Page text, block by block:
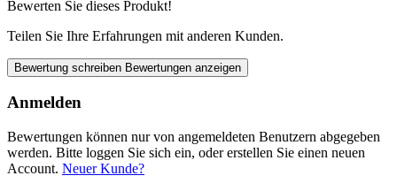
Bewerten Sie dieses Produkt!
Teilen Sie Ihre Erfahrungen mit anderen Kunden.
Bewertung schreiben Bewertungen anzeigen
Anmelden
Bewertungen können nur von angemeldeten Benutzern abgegeben
werden. Bitte loggen Sie sich ein, oder erstellen Sie einen neuen
Account. Neuer Kunde?